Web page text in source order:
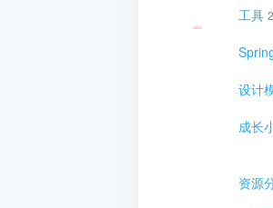
工具
设计
成长
资源